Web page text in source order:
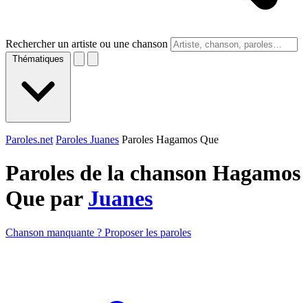
Rechercher un artiste ou une chanson
Thématiques
Paroles.net Paroles Juanes Paroles Hagamos Que
Paroles de la chanson Hagamos
Que par Juanes
Chanson manquante ? Proposer les paroles